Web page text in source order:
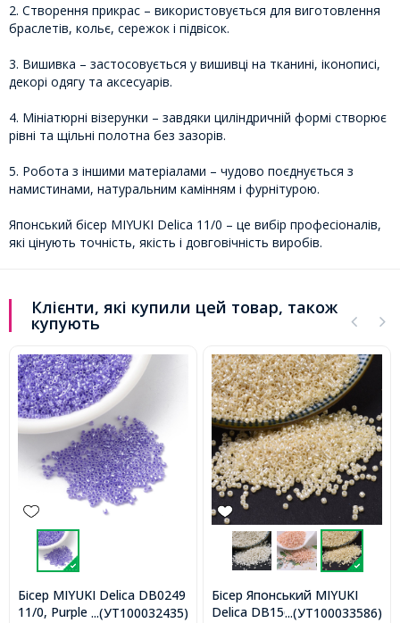
2. Створення прикрас – використовується для виготовлення
браслетів, кольє, сережок і підвісок.
3. Вишивка – застосовується у вишивці на тканині, іконописі,
декорі одягу та аксесуарів.
4. Мініатюрні візерунки – завдяки циліндричній формі створює
рівні та щільні полотна без зазорів.
5. Робота з іншими матеріалами – чудово поєднується з
намистинами, натуральним камінням і фурнітурою.
Японський бісер MIYUKI Delica 11/0 – це вибір професіоналів,
які цінують точність, якість і довговічність виробів.
Клієнти, які купили цей товар, також
купують
...(УТ100032435)
Бісер MIYUKI Delica DB0249
11/0, Purple Ceylon,
...(УТ100033586)
Бісер Японський MIYUKI
Delica DB1560 11/0, Opaque